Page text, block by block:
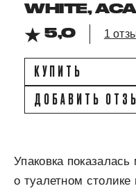
WHITE,
5,0
1
КУПИТЬ
ДОБАВИТЬ
Упаковка
о туалетном